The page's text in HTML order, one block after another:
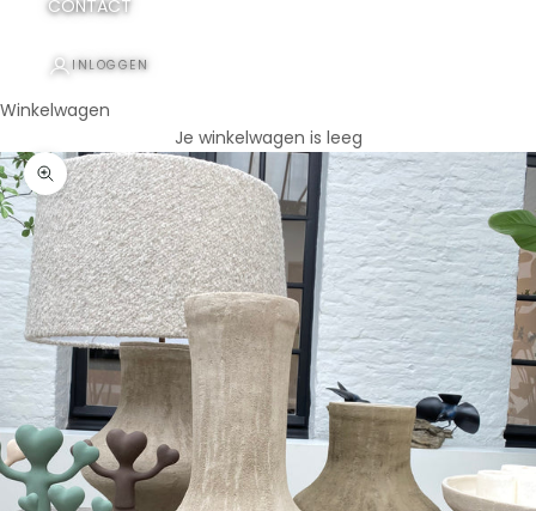
CONTACT
INLOGGEN
Winkelwagen
Je winkelwagen is leeg
In-/uitzoomen